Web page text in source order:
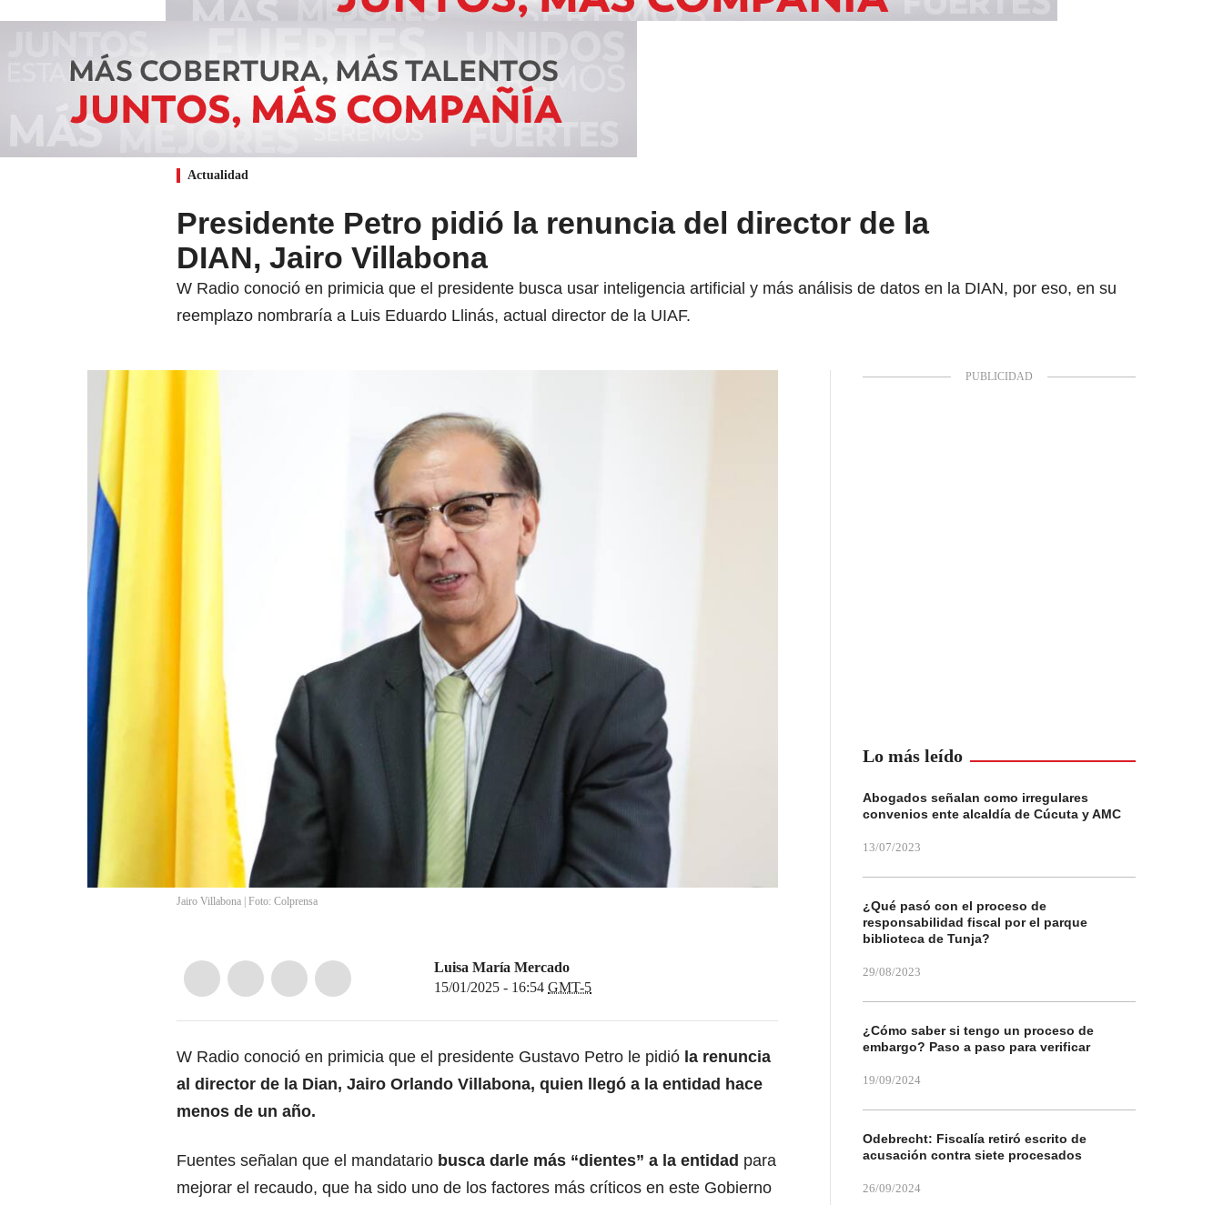
Actualidad
Presidente Petro pidió la renuncia del director de la
DIAN, Jairo Villabona
W Radio conoció en primicia que el presidente busca usar inteligencia artificial y más análisis de datos en la DIAN, por eso, en su
reemplazo nombraría a Luis Eduardo Llinás, actual director de la UIAF.
Jairo Villabona | Foto: Colprensa
Luisa María Mercado
15/01/2025 - 16:54 GMT-5
W Radio conoció en primicia que el presidente Gustavo Petro le pidió la renuncia
al director de la Dian, Jairo Orlando Villabona, quien llegó a la entidad hace
menos de un año.
Fuentes señalan que el mandatario busca darle más “dientes” a la entidad para
mejorar el recaudo, que ha sido uno de los factores más críticos en este Gobierno
Lo más leído
Abogados señalan como irregulares
convenios ente alcaldía de Cúcuta y AMC
13/07/2023
¿Qué pasó con el proceso de
responsabilidad fiscal por el parque
biblioteca de Tunja?
29/08/2023
¿Cómo saber si tengo un proceso de
embargo? Paso a paso para verificar
19/09/2024
Odebrecht: Fiscalía retiró escrito de
acusación contra siete procesados
26/09/2024